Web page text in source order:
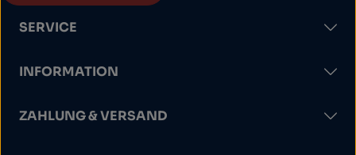
SERVICE
INFORMATION
ZAHLUNG & VERSAND